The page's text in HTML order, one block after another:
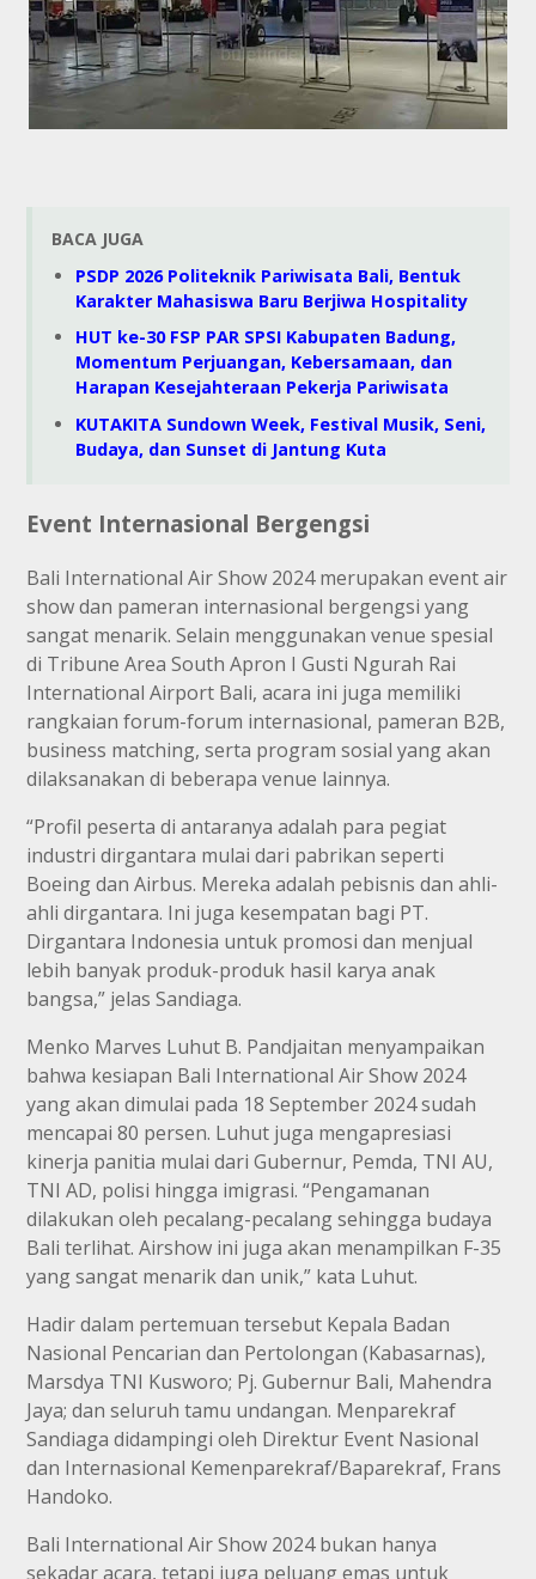
BACA JUGA
PSDP 2026 Politeknik Pariwisata Bali, Bentuk
Karakter Mahasiswa Baru Berjiwa Hospitality
HUT ke-30 FSP PAR SPSI Kabupaten Badung,
Momentum Perjuangan, Kebersamaan, dan
Harapan Kesejahteraan Pekerja Pariwisata
KUTAKITA Sundown Week, Festival Musik, Seni,
Budaya, dan Sunset di Jantung Kuta
Event Internasional Bergengsi
Bali International Air Show 2024 merupakan event air
show dan pameran internasional bergengsi yang
sangat menarik. Selain menggunakan venue spesial
di Tribune Area South Apron I Gusti Ngurah Rai
International Airport Bali, acara ini juga memiliki
rangkaian forum-forum internasional, pameran B2B,
business matching, serta program sosial yang akan
dilaksanakan di beberapa venue lainnya.
“Profil peserta di antaranya adalah para pegiat
industri dirgantara mulai dari pabrikan seperti
Boeing dan Airbus. Mereka adalah pebisnis dan ahli-
ahli dirgantara. Ini juga kesempatan bagi PT.
Dirgantara Indonesia untuk promosi dan menjual
lebih banyak produk-produk hasil karya anak
bangsa,” jelas Sandiaga.
Menko Marves Luhut B. Pandjaitan menyampaikan
bahwa kesiapan Bali International Air Show 2024
yang akan dimulai pada 18 September 2024 sudah
mencapai 80 persen. Luhut juga mengapresiasi
kinerja panitia mulai dari Gubernur, Pemda, TNI AU,
TNI AD, polisi hingga imigrasi. “Pengamanan
dilakukan oleh pecalang-pecalang sehingga budaya
Bali terlihat. Airshow ini juga akan menampilkan F-35
yang sangat menarik dan unik,” kata Luhut.
Hadir dalam pertemuan tersebut Kepala Badan
Nasional Pencarian dan Pertolongan (Kabasarnas),
Marsdya TNI Kusworo; Pj. Gubernur Bali, Mahendra
Jaya; dan seluruh tamu undangan. Menparekraf
Sandiaga didampingi oleh Direktur Event Nasional
dan Internasional Kemenparekraf/Baparekraf, Frans
Handoko.
Bali International Air Show 2024 bukan hanya
sekadar acara, tetapi juga peluang emas untuk